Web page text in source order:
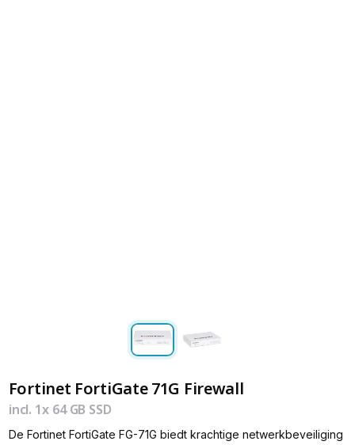
Fortinet FortiGate 71G Firewall
incl. 1x 64 GB SSD
De Fortinet FortiGate FG-71G biedt krachtige netwerkbeveiliging